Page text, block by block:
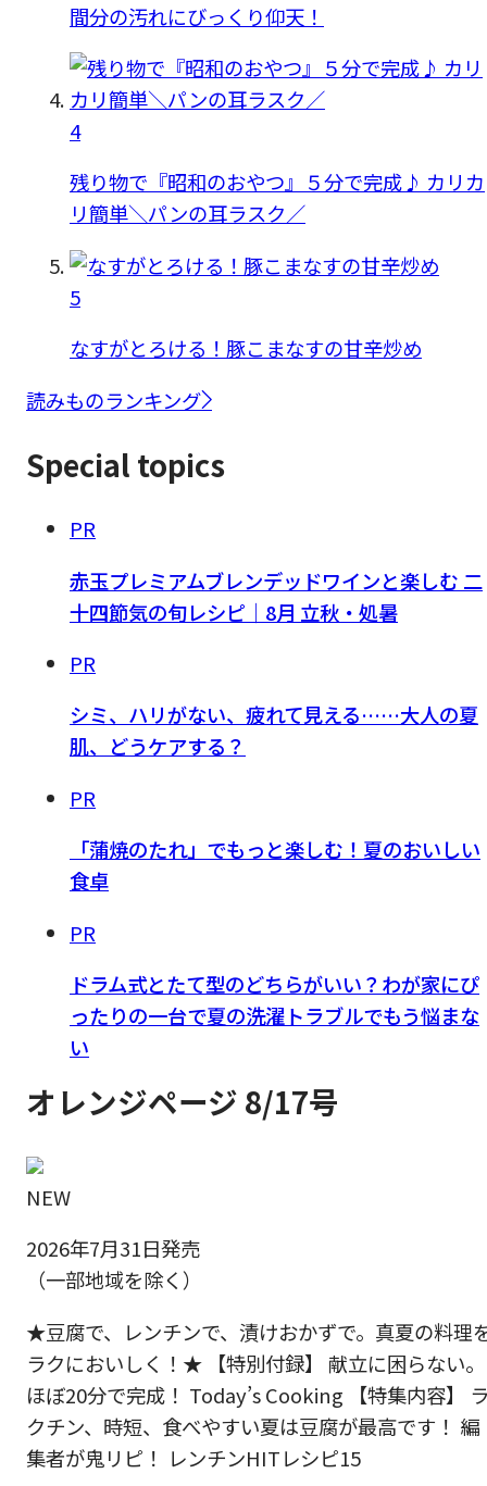
間分の汚れにびっくり仰天！
4
残り物で『昭和のおやつ』５分で完成♪ カリカ
リ簡単＼パンの耳ラスク／
5
なすがとろける！豚こまなすの甘辛炒め
読みものランキング
Special topics
PR
赤玉プレミアムブレンデッドワインと楽しむ 二
十四節気の旬レシピ｜8月 立秋・処暑
PR
シミ、ハリがない、疲れて見える……大人の夏
肌、どうケアする？
PR
「蒲焼のたれ」でもっと楽しむ！夏のおいしい
食卓
PR
ドラム式とたて型のどちらがいい？わが家にぴ
ったりの一台で夏の洗濯トラブルでもう悩まな
い
オレンジページ 8/17号
NEW
2026年7月31日発売
（一部地域を除く）
★豆腐で、レンチンで、漬けおかずで。真夏の料理
ラクにおいしく！★ 【特別付録】 献立に困らない。
ほぼ20分で完成！ Today’s Cooking 【特集内容】
クチン、時短、食べやすい夏は豆腐が最高です！ 編
集者が鬼リピ！ レンチンHITレシピ15